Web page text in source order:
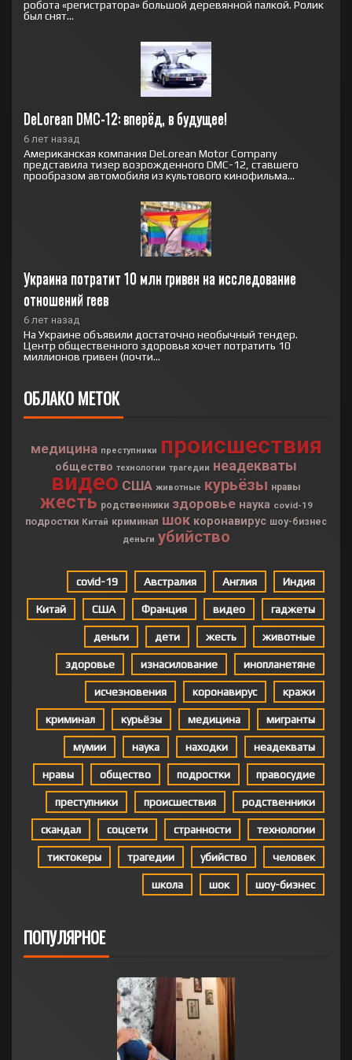
робота «регистратора» большой деревянной палкой. Ролик
был снят...
DeLorean DMC-12: вперёд, в будущее!
6 лет назад
Американская компания DeLorean Motor Company
представила тизер возрожденного DMC-12, ставшего
прообразом автомобиля из культового кинофильма...
Украина потратит 10 млн гривен на исследование
отношений геев
6 лет назад
На Украине объявили достаточно необычный тендер.
Центр общественного здоровья хочет потратить 10
миллионов гривен (почти...
ОБЛАКО МЕТОК
медицина преступники происшествия
общество технологии трагедии неадекваты
видео США животные курьёзы нравы
жесть родственники здоровье наука covid-19
подростки Китай криминал шок коронавирус шоу-бизнес
деньги убийство
covid-19 Австралия Англия Индия
Китай США Франция видео гаджеты
деньги дети жесть животные
здоровье изнасилование инопланетяне
исчезновения коронавирус кражи
криминал курьёзы медицина мигранты
мумии наука находки неадекваты
нравы общество подростки правосудие
преступники происшествия родственники
скандал соцсети странности технологии
тиктокеры трагедии убийство человек
школа шок шоу-бизнес
ПОПУЛЯРНОЕ